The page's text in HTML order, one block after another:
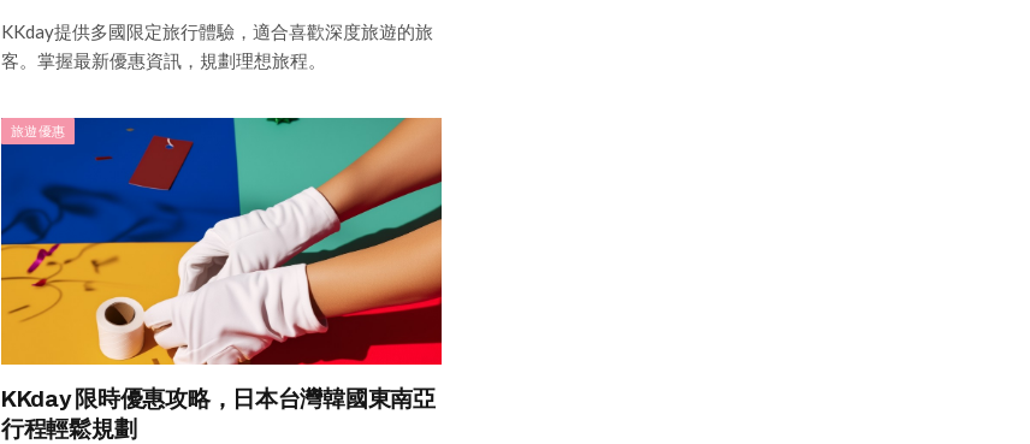
KKday提供多國限定旅行體驗，適合喜歡深度旅遊的旅
客。掌握最新優惠資訊，規劃理想旅程。
旅遊優惠
KKday 限時優惠攻略，日本台灣韓國東南亞
行程輕鬆規劃